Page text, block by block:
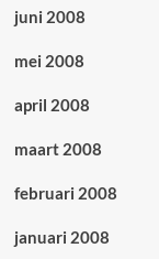
juni 2008
mei 2008
april 2008
maart 2008
februari 2008
januari 2008